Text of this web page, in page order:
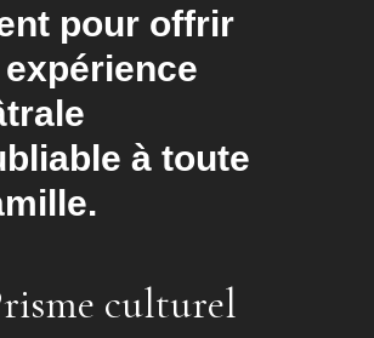
pour offrir
à toute
culturel